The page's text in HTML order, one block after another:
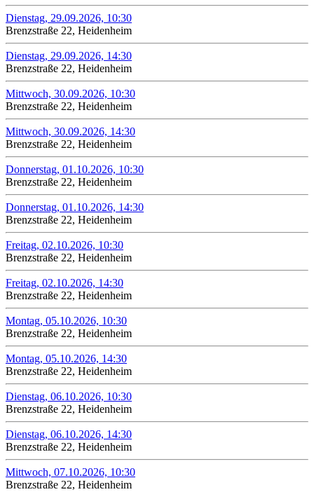
Dienstag, 29.09.2026, 10:30
Brenzstraße 22, Heidenheim
Dienstag, 29.09.2026, 14:30
Brenzstraße 22, Heidenheim
Mittwoch, 30.09.2026, 10:30
Brenzstraße 22, Heidenheim
Mittwoch, 30.09.2026, 14:30
Brenzstraße 22, Heidenheim
Donnerstag, 01.10.2026, 10:30
Brenzstraße 22, Heidenheim
Donnerstag, 01.10.2026, 14:30
Brenzstraße 22, Heidenheim
Freitag, 02.10.2026, 10:30
Brenzstraße 22, Heidenheim
Freitag, 02.10.2026, 14:30
Brenzstraße 22, Heidenheim
Montag, 05.10.2026, 10:30
Brenzstraße 22, Heidenheim
Montag, 05.10.2026, 14:30
Brenzstraße 22, Heidenheim
Dienstag, 06.10.2026, 10:30
Brenzstraße 22, Heidenheim
Dienstag, 06.10.2026, 14:30
Brenzstraße 22, Heidenheim
Mittwoch, 07.10.2026, 10:30
Brenzstraße 22, Heidenheim